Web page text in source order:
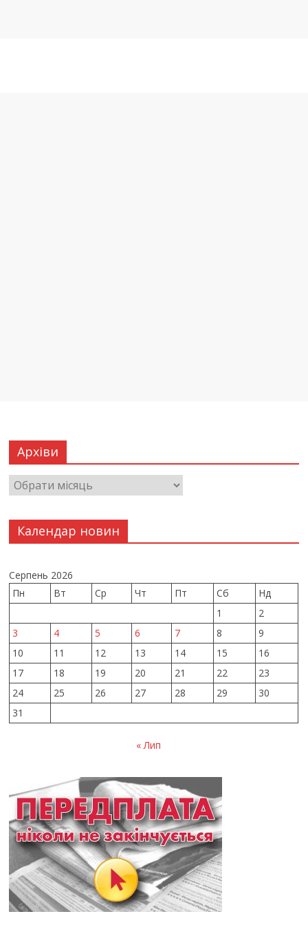
Архіви
Календар новин
Серпень 2026
Пн
Вт Ср Чт Пт Сб
Нд
1
2
3
4 5 6 7 8
9
10
11 12 13 14 15
16
17
18 19 20 21 22
23
24
25 26 27 28 29
30
31
« Лип